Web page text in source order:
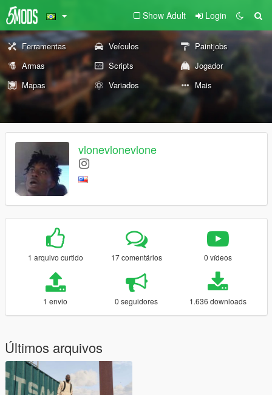
Show Adult Login
Ferramentas Veículos
Paintjobs
Armas
Scripts
Jogador
Mapas
Variados Mais
vlonevlonevlone
1 arquivo curtido 17 comentários 0 vídeos
1 envio 0 seguidores 1.636 downloads
Últimos arquivos